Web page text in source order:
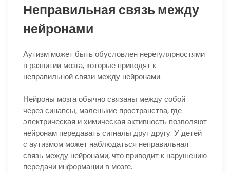
Неправильная связь между
нейронами
Аутизм может быть обусловлен нерегулярностями
в развитии мозга, которые приводят к
неправильной связи между нейронами.
Нейроны мозга обычно связаны между собой
через синапсы, маленькие пространства, где
электрическая и химическая активность позволяют
нейронам передавать сигналы друг другу. У детей
с аутизмом может наблюдаться неправильная
связь между нейронами, что приводит к нарушению
передачи информации в мозге.